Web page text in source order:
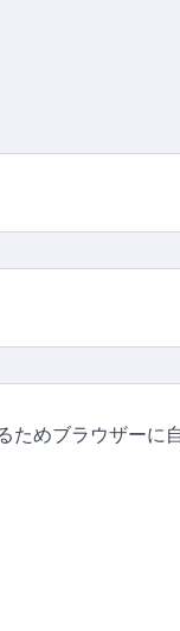
ためブラウザーに